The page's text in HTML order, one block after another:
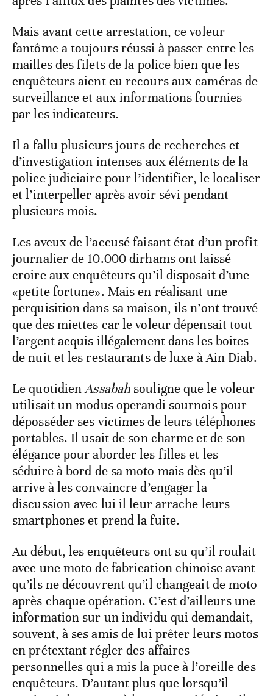
Mais avant cette arrestation, ce voleur
fantôme a toujours réussi à passer entre les
mailles des filets de la police bien que les
enquêteurs aient eu recours aux caméras de
surveillance et aux informations fournies
par les indicateurs.
Il a fallu plusieurs jours de recherches et
d’investigation intenses aux éléments de la
police judiciaire pour l’identifier, le localiser
et l’interpeller après avoir sévi pendant
plusieurs mois.
Les aveux de l’accusé faisant état d’un profit
journalier de 10.000 dirhams ont laissé
croire aux enquêteurs qu’il disposait d’une
«petite fortune». Mais en réalisant une
perquisition dans sa maison, ils n’ont trouvé
que des miettes car le voleur dépensait tout
l’argent acquis illégalement dans les boites
de nuit et les restaurants de luxe à Ain Diab.
Le quotidienAssabah souligne que le voleur
utilisait un modus operandi sournois pour
déposséder ses victimes de leurs téléphones
portables. Il usait de son charme et de son
élégance pour aborder les filles et les
séduire à bord de sa moto mais dès qu’il
arrive à les convaincre d’engager la
discussion avec lui il leur arrache leurs
smartphones et prend la fuite.
Au début, les enquêteurs ont su qu’il roulait
avec une moto de fabrication chinoise avant
qu’ils ne découvrent qu’il changeait de moto
après chaque opération. C’est d’ailleurs une
information sur un individu qui demandait,
souvent, à ses amis de lui prêter leurs motos
en prétextant régler des affaires
personnelles qui a mis la puce à l’oreille des
enquêteurs. D’autant plus que lorsqu’il